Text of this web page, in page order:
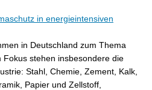
in energieintensiven
in Deutschland zum Thema
stehen insbesondere die
Stahl, Chemie, Zement, Kalk,
Papier und Zellstoff,